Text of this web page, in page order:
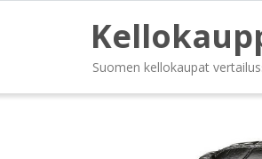
Suomen kellokaupat